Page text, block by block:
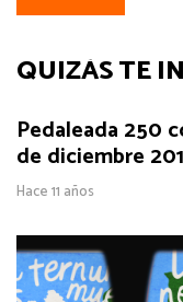
QUIZÁS TE
Pedaleada 250
de diciembre
Hace 11 años